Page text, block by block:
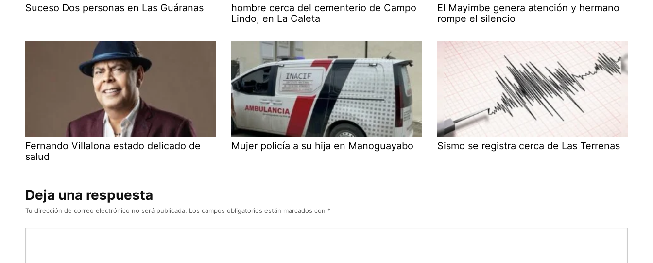
Suceso Dos personas en Las Guáranas
hombre cerca del cementerio de Campo
Lindo, en La Caleta
El Mayimbe genera atención y hermano
rompe el silencio
Fernando Villalona estado delicado de
salud
Mujer policía a su hija en Manoguayabo Sismo se registra cerca de Las Terrenas
Deja una respuesta
Tu dirección de correo electrónico no será publicada. Los campos obligatorios están marcados con *